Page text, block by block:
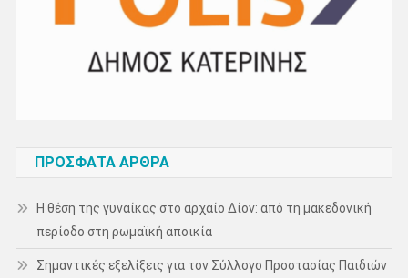
ΠΡΌΣΦΑΤΑ ΆΡΘΡΑ
Η θέση της γυναίκας στο αρχαίο Δίον: από τη μακεδονική
περίοδο στη ρωμαϊκή αποικία
Σημαντικές εξελίξεις για τον Σύλλογο Προστασίας Παιδιών